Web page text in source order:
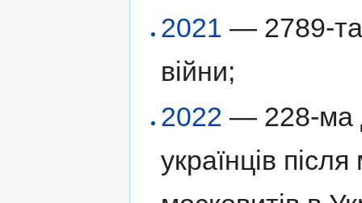
2021 — 2789-та
війни;
2022 — 228-ма
українців